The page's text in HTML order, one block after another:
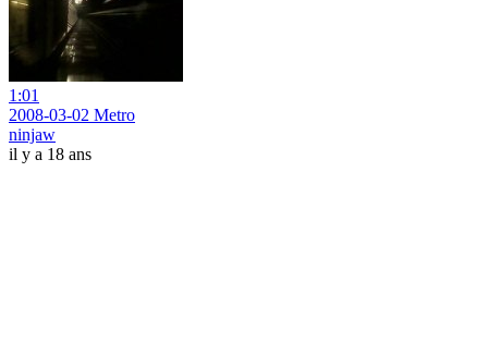
1:01
2008-03-02 Metro
ninjaw
il y a 18 ans